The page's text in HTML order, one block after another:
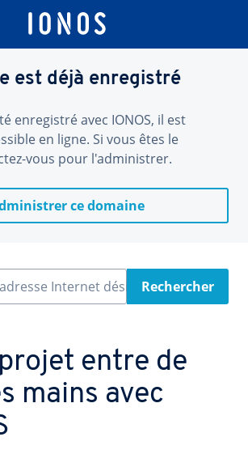
est déjà enregistré
enregistré avec IONOS, il est
en ligne. Si vous êtes le
vous pour l'administrer.
ce domaine
Internet désiréeRechercher
entre de
mains avec